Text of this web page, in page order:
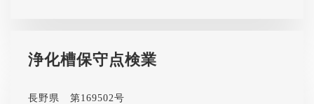
浄化槽保守点検業
長野県 第169502号